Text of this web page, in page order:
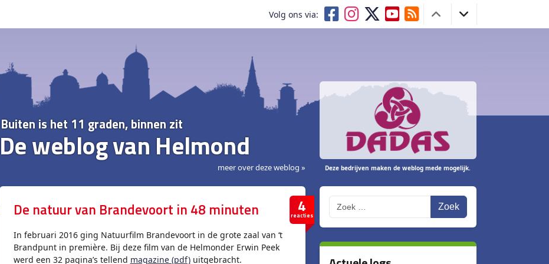
Volg ons via:
Buiten is het 11 graden, binnen zit
De weblog van Helmond
meer over deze weblog » Deze bedrijven maken de weblog mede mogelijk.
4
reacties
De natuur van Brandevoort in 48 minuten
In februari 2016 ging Natuurfilm Brandevoort in de grote zaal van ‘t
Brandpunt in première. Bij deze film van de Helmonder Erwin Peek
werd een 32 pagina’s tellend magazine (pdf)uitgebracht.